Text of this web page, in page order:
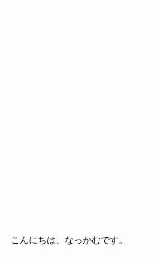
こんにちは、なっかむです。